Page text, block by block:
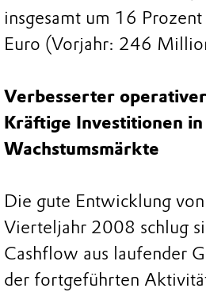
insgesamt um 16
Euro (Vorjahr: 246
Verbesserter
Kräftige Investitionen in
Wachstumsmärkte
Die gute Entwicklung
Vierteljahr 2008 schlug
Cashflow aus laufender
der fortgeführten